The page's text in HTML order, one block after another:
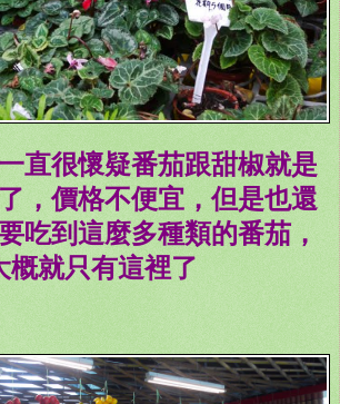
直很懷疑番茄跟甜椒就是
，價格不便宜，但是也還
吃到這麼多種類的番茄，
概就只有這裡了